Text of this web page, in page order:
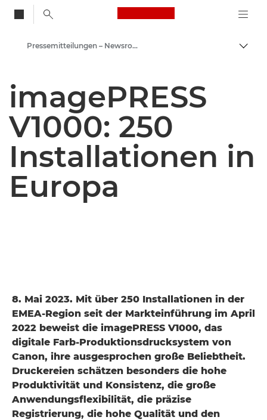
Canon Logo, back
Auf
Newsroom
Pressemitteilungen – Newsroom
imagePRESS
V1000: 250
Installationen in
Europa
8. Mai 2023. Mit über 250 Installationen in der
EMEA-Region seit der Markteinführung im April
2022 beweist die imagePRESS V1000, das
digitale Farb-Produktionsdrucksystem von
Canon, ihre ausgesprochen große Beliebtheit.
Druckereien schätzen besonders die hohe
Produktivität und Konsistenz, die große
Anwendungsflexibilität, die präzise
Registrierung, die hohe Qualität und den